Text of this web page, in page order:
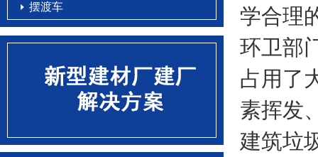
摆渡车
学合理
环卫部
占用了
素挥发
建筑垃